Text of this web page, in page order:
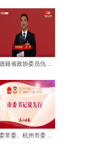
籍省政协委员仇 ...
常委、杭州市委 ...